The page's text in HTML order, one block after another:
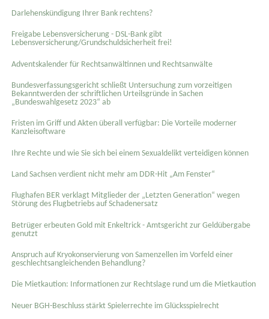
Darlehenskündigung Ihrer Bank rechtens?
Freigabe Lebensversicherung - DSL-Bank gibt
Lebensversicherung/Grundschuldsicherheit frei!
Adventskalender für Rechtsanwältinnen und Rechtsanwälte
Bundesverfassungsgericht schließt Untersuchung zum vorzeitigen
Bekanntwerden der schriftlichen Urteilsgründe in Sachen
„Bundeswahlgesetz 2023“ ab
Fristen im Griff und Akten überall verfügbar: Die Vorteile moderner
Kanzleisoftware
Ihre Rechte und wie Sie sich bei einem Sexual­delikt verteidigen können
Land Sachsen verdient nicht mehr am DDR-Hit „Am Fenster“
Flughafen BER verklagt Mitglieder der „Letzten Generation“ wegen
Störung des Flugbetriebs auf Schadenersatz
Betrüger erbeuten Gold mit Enkeltrick - Amtsgericht zur Geldübergabe
genutzt
Anspruch auf Kryokonservierung von Samenzellen im Vorfeld einer
geschlechtsangleichenden Behandlung?
Die Mietkaution: Informationen zur Rechtslage rund um die Mietkaution
Neuer BGH-Beschluss stärkt Spielerrechte im Glücksspielrecht